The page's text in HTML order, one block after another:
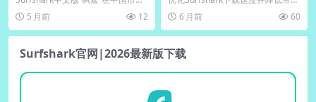
的认知度正稳步提升，但目前用户
更熟悉其...
5 月前 12
占用的核心方法包括启用WireGuar
d... 6 月前 60
Surfshark官网|2026最新版下载